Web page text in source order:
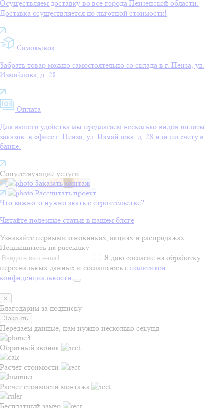
Осуществляем доставку во все города Пензенской области.
Доставка осуществляется по льготной стоимости!
Самовывоз
Забрать товар можно самостоятельно со склада в г. Пенза, ул.
Измайлова, д. 28
Оплата
Для вашего удобства мы предлагаем несколько видов оплаты
заказов: в офисе г. Пенза, ул. Измайлова, д. 28 или по счету в
банке.
Сопутствующие услуги
Заказать монтаж
Рассчитать проект
Что важного нужно знать о строительстве?
Читайте полезные статьи в нашем блоге
Узнавайте первыми о новинках, акциях и распродажах
Подпишитесь на рассылку
Я даю согласие на обработку
персональных данных и соглашаюсь с политикой
конфиденциальности
×
Благодарим за подписку
Закрыть
Передаем данные, нам нужно несколько секунд
Обратный звонок
Расчет стоимости
Расчет стоимости монтажа
Бесплатный замер